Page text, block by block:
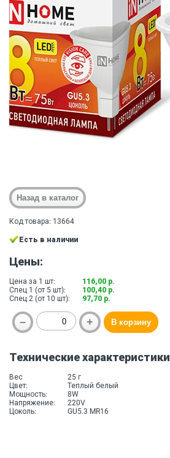
Код товара: 13664
Есть в наличии
Цены:
Цена за 1 шт:
116,00 р.
Спец 1 (от 5 шт):
100,40 р.
Спец 2 (от 10 шт):
97,70 р.
Технические характеристики
Вес
25 г
Цвет:
Теплый белый
Мощность:
8W
Напряжение:
220V
Цоколь:
GU5.3 MR16